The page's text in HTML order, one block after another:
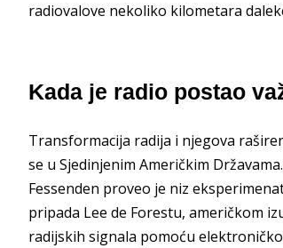
radiovalove nekoliko kilometara
Kada je radio postao
Transformacija radija i njegova
se u Sjedinjenim Američkim
Fessenden proveo je niz
pripada Lee de Forestu, američkom
radijskih signala pomoću